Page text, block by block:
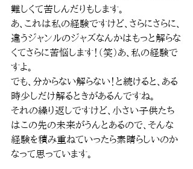
難しくて苦しんだりもします。
あ、これは私の経験ですけど、さらにさらに、
違うジャンルのジャズなんかはもっと解らな
くてさらに苦悩します！（笑）あ、私の経験で
すよ。
でも、分からない解らない！と続けると、ある
時少しだけ解るときがあるんですね。
それの繰り返しですけど、小さい子供たち
はこの先の未来がうんとあるので、そんな
経験を積み重ねていったら素晴らしいのか
なって思っています。